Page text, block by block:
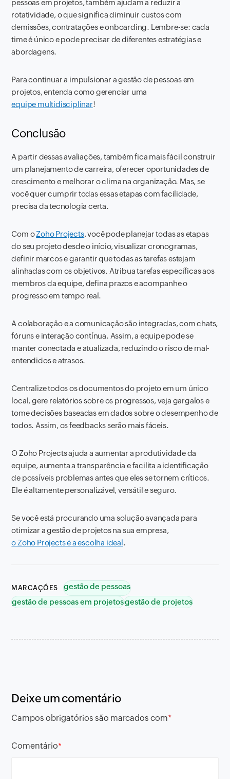
pessoas em projetos, também ajudam a reduzir a
rotatividade, o que significa diminuir custos com
demissões, contratações e onboarding. Lembre-se: cada
time é único e pode precisar de diferentes estratégias e
abordagens.
Para continuar a impulsionar a gestão de pessoas em
projetos, entenda como gerenciar uma
equipe multidisciplinar!
Conclusão
A partir dessas avaliações, também fica mais fácil construir
um planejamento de carreira, oferecer oportunidades de
crescimento e melhorar o clima na organização. Mas, se
você quer cumprir todas essas etapas com facilidade,
precisa da tecnologia certa.
Com oZoho Projects, você pode planejar todas as etapas
do seu projeto desde o início, visualizar cronogramas,
definir marcos e garantir que todas as tarefas estejam
alinhadas com os objetivos. Atribua tarefas específicas aos
membros da equipe, defina prazos e acompanhe o
progresso em tempo real.
A colaboração e a comunicação são integradas, com chats,
fóruns e interação contínua. Assim, a equipe pode se
manter conectada e atualizada, reduzindo o risco de mal-
entendidos e atrasos.
Centralize todos os documentos do projeto em um único
local, gere relatórios sobre os progressos, veja gargalos e
tome decisões baseadas em dados sobre o desempenho de
todos. Assim, os feedbacks serão mais fáceis.
O Zoho Projects ajuda a aumentar a produtividade da
equipe, aumenta a transparência e facilita a identificação
de possíveis problemas antes que eles se tornem críticos.
Ele é altamente personalizável, versátil e seguro.
Se você está procurando uma solução avançada para
otimizar a gestão de projetos na sua empresa,
o Zoho Projects é a escolha ideal.
MARCAÇÕES
gestão de pessoas
gestão de pessoas em projetosgestão de projetos
Deixe um comentário
Campos obrigatórios são marcados com*
Comentário*